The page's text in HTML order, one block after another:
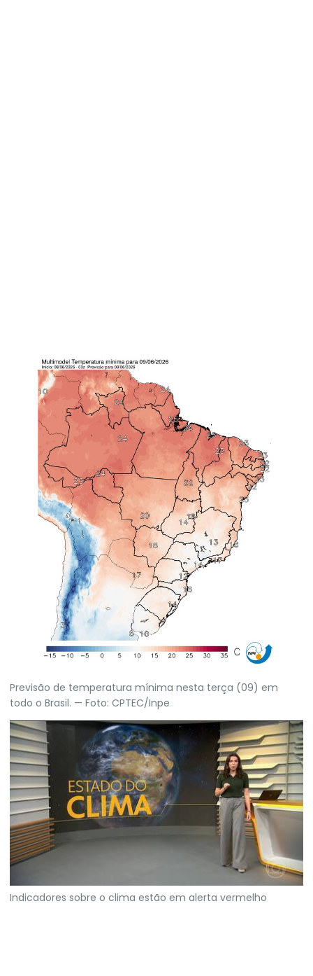
Previsão de temperatura mínima nesta terça (09) em
todo o Brasil. — Foto: CPTEC/Inpe
Indicadores sobre o clima estão em alerta vermelho